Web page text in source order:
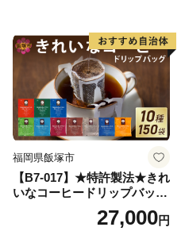
福岡県飯塚市
【B7-017】★特許製法★きれ
いなコーヒードリップバッグ
（10種・150袋）27,000円